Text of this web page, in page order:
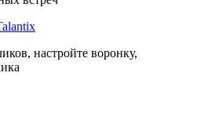
настройте воронку,